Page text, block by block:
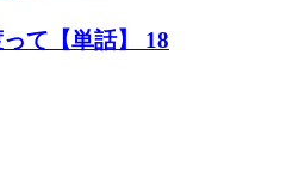
て【単話】 18